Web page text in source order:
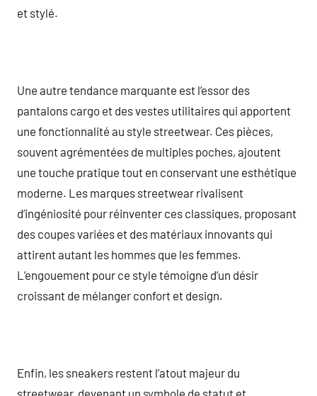
et stylé.
Une autre tendance marquante est l’essor des
pantalons cargo et des vestes utilitaires qui apportent
une fonctionnalité au style streetwear. Ces pièces,
souvent agrémentées de multiples poches, ajoutent
une touche pratique tout en conservant une esthétique
moderne. Les marques streetwear rivalisent
d’ingéniosité pour réinventer ces classiques, proposant
des coupes variées et des matériaux innovants qui
attirent autant les hommes que les femmes.
L’engouement pour ce style témoigne d’un désir
croissant de mélanger confort et design.
Enfin, les sneakers restent l’atout majeur du
streetwear, devenant un symbole de statut et